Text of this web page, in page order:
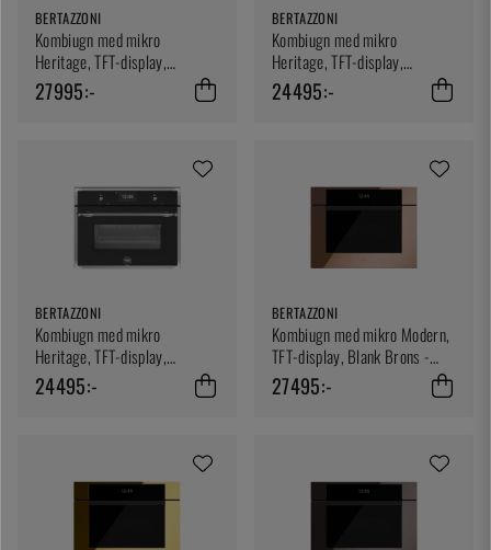
BERTAZZONI
Kombiugn med mikro
Heritage, TFT-display,
Elfenbensvit/guld, - Bertazzoni
27995:-
BERTAZZONI
Kombiugn med mikro
Heritage, TFT-display,
Elfenbensvit/krom -
Bertazzoni
24495:-
BERTAZZONI
Kombiugn med mikro
Heritage, TFT-display,
Mattsvart - Bertazzoni
24495:-
BERTAZZONI
Kombiugn med mikro Modern,
TFT-display, Blank Brons -
Bertazzoni
27495:-